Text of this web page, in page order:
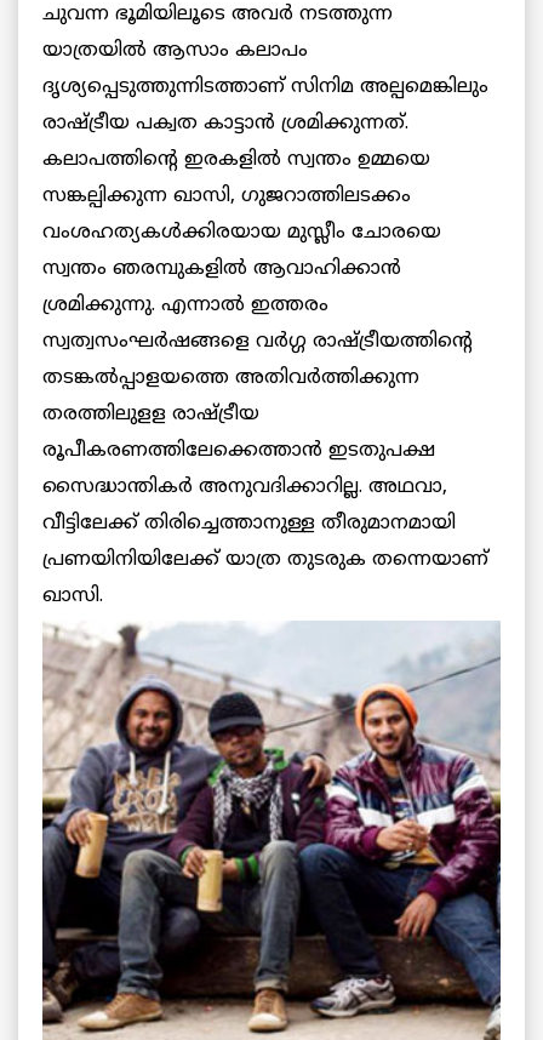
ചുവന്ന ഭൂമിയിലൂടെ അവര്‍ നടത്തുന്ന
യാത്രയില്‍ ആസാം കലാപം
ദൃശ്യപ്പെടുത്തുന്നിടത്താണ് സിനിമ അല്പമെങ്കിലും
രാഷ്ട്രീയ പക്വത കാട്ടാന്‍ ശ്രമിക്കുന്നത്.
കലാപത്തിന്റെ ഇരകളില്‍ സ്വന്തം ഉമ്മയെ
സങ്കല്പിക്കുന്ന ഖാസി, ഗുജറാത്തിലടക്കം
വംശഹത്യകള്‍ക്കിരയായ മുസ്ലീം ചോരയെ
സ്വന്തം ഞരമ്പുകളില്‍ ആവാഹിക്കാന്‍
ശ്രമിക്കുന്നു. എന്നാല്‍ ഇത്തരം
സ്വത്വസംഘര്‍ഷങ്ങളെ വര്‍ഗ്ഗ രാഷ്ട്രീയത്തിന്റെ
തടങ്കല്‍പ്പാളയത്തെ അതിവര്‍ത്തിക്കുന്ന
തരത്തിലുളള രാഷ്ട്രീയ
രൂപീകരണത്തിലേക്കെത്താന്‍ ഇടതുപക്ഷ
സൈദ്ധാന്തികര്‍ അനുവദിക്കാറില്ല. അഥവാ,
വീട്ടിലേക്ക് തിരിച്ചെത്താനുള്ള തീരുമാനമായി
പ്രണയിനിയിലേക്ക് യാത്ര തുടരുക തന്നെയാണ്
ഖാസി.